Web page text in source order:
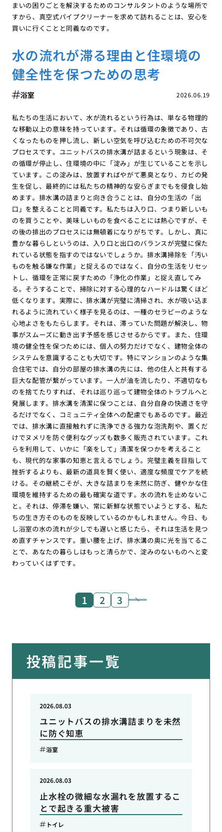
まいの困りごとを解決するためのコンサルタントのような場所で
すから、真空式パイプクリーナーを求めて訪れることは、安心を
買いに行くことと同義なのです。
水の流れが滞る理由と住環境の
健全性を保つための思考
2026.06.19
浴室
私たちの生活において、水が流れるという行為は、単なる物理的
な移動以上の意味を持っています。それは循環の象徴であり、古
くなったものを押し流し、新しい空気を呼び込むための不可欠な
プロセスです。ユニットバスの排水溝が詰まるという現象は、そ
の循環が停止し、住環境の中に「淀み」が生じていることを示し
ています。この淀みは、放置すればやがて悪臭となり、カビの発
生を促し、最終的には私たちの精神的な安らぎまでもを侵食し始
めます。排水溝の詰まりと向き合うことは、自分の生活の「出
口」を整えることと同義です。私たちは入り口、つまり新しいも
のを買うことや、美味しいものを食べることには熱心ですが、そ
の後の排出のプロセスには無頓着になりがちです。しかし、真に
豊かな暮らしというのは、入り口と出口のバランスが完璧に保た
れている状態を指すのではないでしょうか。排水溝掃除を「汚い
ものを触る嫌な作業」と捉えるのではなく、自分の生活をリセッ
トし、循環を正常に戻すための「浄化の作業」と捉え直してみ
る。そうすることで、掃除に対する心理的なハードルは驚くほど
低くなります。実際に、排水溝が完璧に清掃され、水が吸い込ま
れるように流れていく様子を見るのは、一種のセラピーのような
心地よさをもたらします。それは、滞っていた問題が解決し、物
事がスムーズに動き出す予感を感じさせるからです。また、住環
境の健全性を保つためには、個人の努力だけでなく、建物全体の
システムを意識することも大切です。特にマンションのような集
合住宅では、自分の部屋の排水溝の先には、他の住人と共有する
巨大な配管が繋がっています。一人が油を流したり、不適切なも
のを捨てたりすれば、それは巡り巡って建物全体のトラブルへと
発展します。排水溝を清潔に保つことは、自分自身の快適さを守
るだけでなく、コミュニティ全体への配慮でもあるのです。最近
では、排水溝に直接触れずに洗浄できる強力な泡洗剤や、置くだ
けでヌメリを防ぐ便利なグッズも数多く販売されています。これ
らを利用して、いかに「楽をして」清潔を保つかを考えること
も、現代的な家事の知恵と言えるでしょう。完璧主義を目指して
挫折するよりも、最新の道具を賢く使い、適度な頻度でケアを続
ける。その継続こそが、大きな詰まりを未然に防ぎ、健やかな住
環境を維持するための最も確実な道です。水の流れを止めないこ
と。それは、停滞を嫌い、常に新鮮な状態でいようとする、私た
ちの生き方そのものを反映しているのかもしれません。今日、も
し浴室の水の流れが少しでも遅いと感じたら、それは生活を見つ
め直すチャンスです。重い腰を上げ、排水溝の奥に光を当てるこ
とで、あなたの暮らしはもっと清らかで、淀みのないものへと変
わっていくはずです。
1 2 3
投稿記事一覧
ユニットバスの排水溝詰まりを未然
に防ぐ知恵
2026.08.03
浴室
止水栓の微細な水漏れを放置するこ
とで起きる重大被害
2026.08.03
トイレ